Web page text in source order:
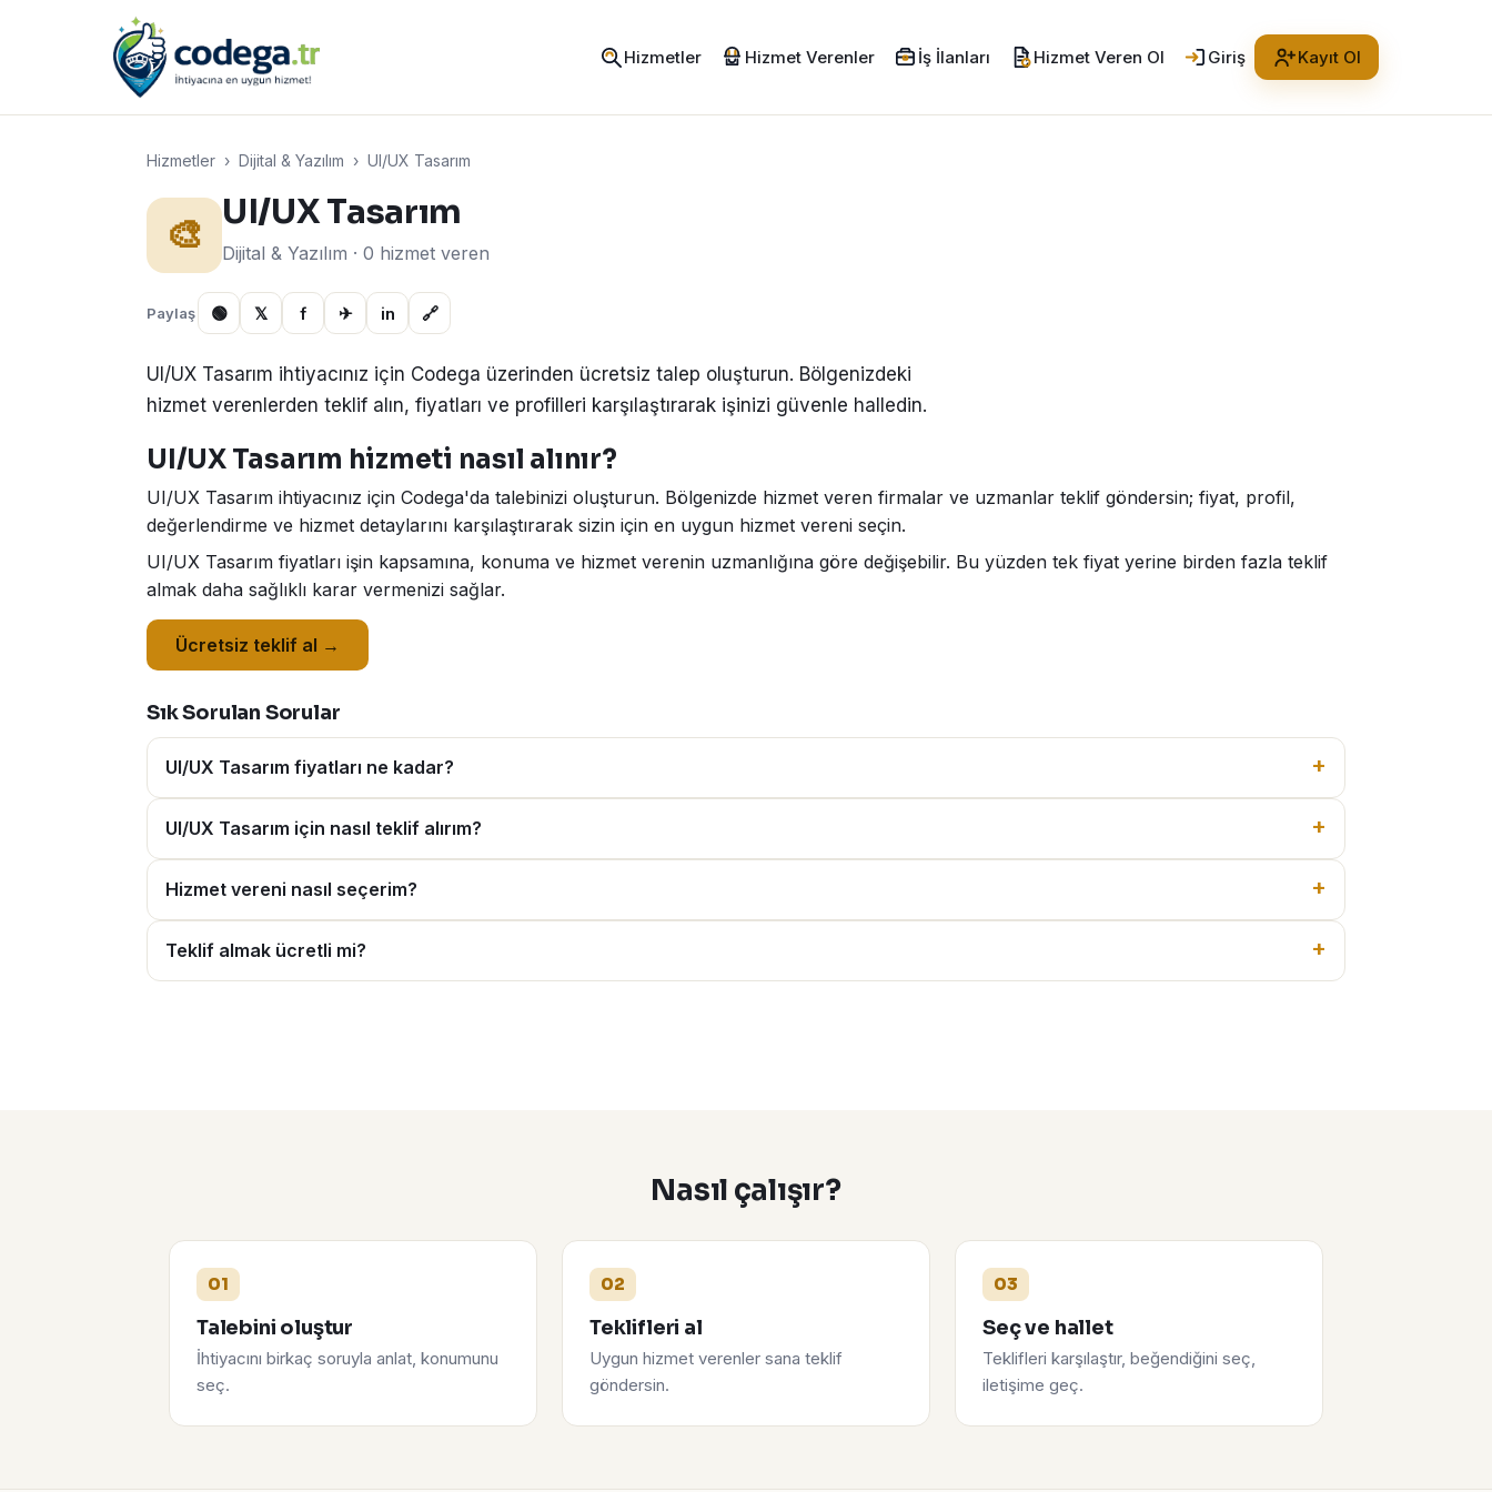
Hizmetler Hizmet Verenler İş İlanları Hizmet Veren Ol Giriş Kayıt Ol
Hizmetler › Dijital & Yazılım › UI/UX Tasarım
🎨 UI/UX Tasarım
Dijital & Yazılım · 0 hizmet veren
Paylaş 🟢 𝕏 f ✈ in 🔗
UI/UX Tasarım ihtiyacınız için Codega üzerinden ücretsiz talep oluşturun. Bölgenizdeki
hizmet verenlerden teklif alın, fiyatları ve profilleri karşılaştırarak işinizi güvenle halledin.
UI/UX Tasarım hizmeti nasıl alınır?
UI/UX Tasarım ihtiyacınız için Codega'da talebinizi oluşturun. Bölgenizde hizmet veren firmalar ve uzmanlar teklif göndersin; fiyat, profil,
değerlendirme ve hizmet detaylarını karşılaştırarak sizin için en uygun hizmet vereni seçin.
UI/UX Tasarım fiyatları işin kapsamına, konuma ve hizmet verenin uzmanlığına göre değişebilir. Bu yüzden tek fiyat yerine birden fazla teklif
almak daha sağlıklı karar vermenizi sağlar.
Ücretsiz teklif al →
Sık Sorulan Sorular
UI/UX Tasarım fiyatları ne kadar?
UI/UX Tasarım için nasıl teklif alırım?
Hizmet vereni nasıl seçerim?
Teklif almak ücretli mi?
Nasıl çalışır?
01
Talebini oluştur
İhtiyacını birkaç soruyla anlat, konumunu
seç.
02
Teklifleri al
Uygun hizmet verenler sana teklif
göndersin.
03
Seç ve hallet
Teklifleri karşılaştır, beğendiğini seç,
iletişime geç.